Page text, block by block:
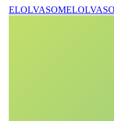
ELOLVASOM